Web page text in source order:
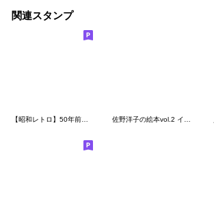
関連スタンプ
【昭和レトロ】50年前のスケッチブック 佐野洋子の絵本vol.2 イイネ! ほめスタンプ